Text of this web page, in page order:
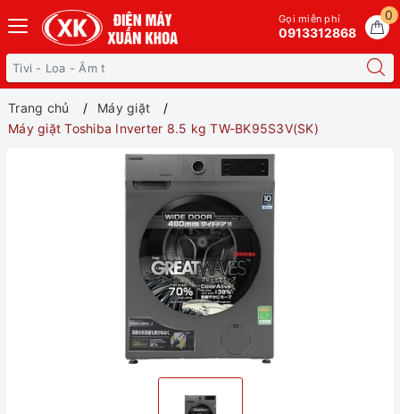
0
Gọi miễn phí
0913312868
Trang chủ
Máy giặt
Máy giặt Toshiba Inverter 8.5 kg TW-BK95S3V(SK)